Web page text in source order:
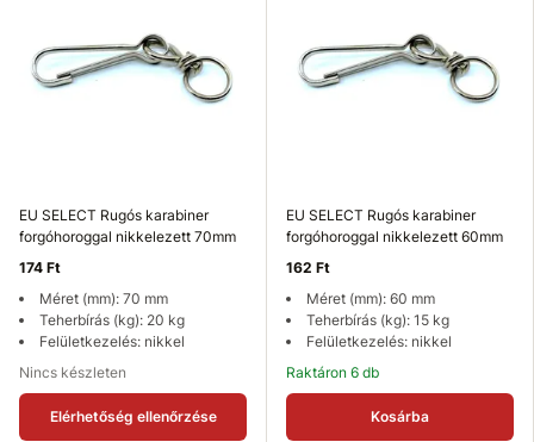
EU SELECT Rugós karabiner
forgóhoroggal nikkelezett 70mm
174 Ft
Méret (mm): 70 mm
Teherbírás (kg): 20 kg
Felületkezelés: nikkel
Nincs készleten
Elérhetőség ellenőrzése
EU SELECT Rugós karabiner
forgóhoroggal nikkelezett 60mm
162 Ft
Méret (mm): 60 mm
Teherbírás (kg): 15 kg
Felületkezelés: nikkel
Raktáron 6 db
Kosárba